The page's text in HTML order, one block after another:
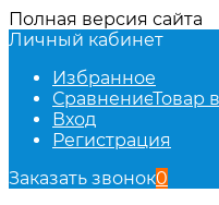
Полная версия сайта
Личный кабинет
Избранное
СравнениеТовар
Вход
Регистрация
Заказать звонок0